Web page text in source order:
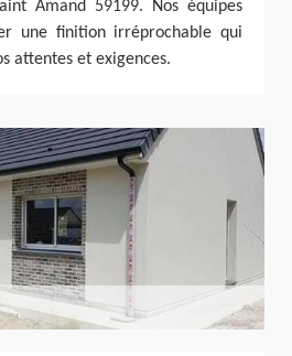
Amand 59199. Nos équipes
une finition irréprochable qui
attentes et exigences.